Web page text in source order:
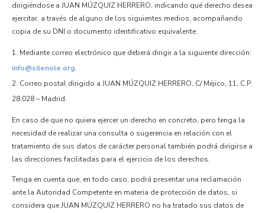
dirigiéndose a JUAN MÚZQUIZ HERRERO, indicando qué derecho desea
ejercitar, a través de alguno de los siguientes medios, acompañando
copia de su DNI o documento identificativo equivalente:
Mediante correo electrónico que deberá dirigir a la siguiente dirección:
info@silenole.org.
Correo postal dirigido a JUAN MÚZQUIZ HERRERO, C/ Méjico, 11, C.P.
28.028 – Madrid.
En caso de que no quiera ejercer un derecho en concreto, pero tenga la
necesidad de realizar una consulta o sugerencia en relación con el
tratamiento de sus datos de carácter personal también podrá dirigirse a
las direcciones facilitadas para el ejercicio de los derechos.
Tenga en cuenta que, en todo caso, podrá presentar una reclamación
ante la Autoridad Competente en materia de protección de datos, si
considera que JUAN MÚZQUIZ HERRERO no ha tratado sus datos de